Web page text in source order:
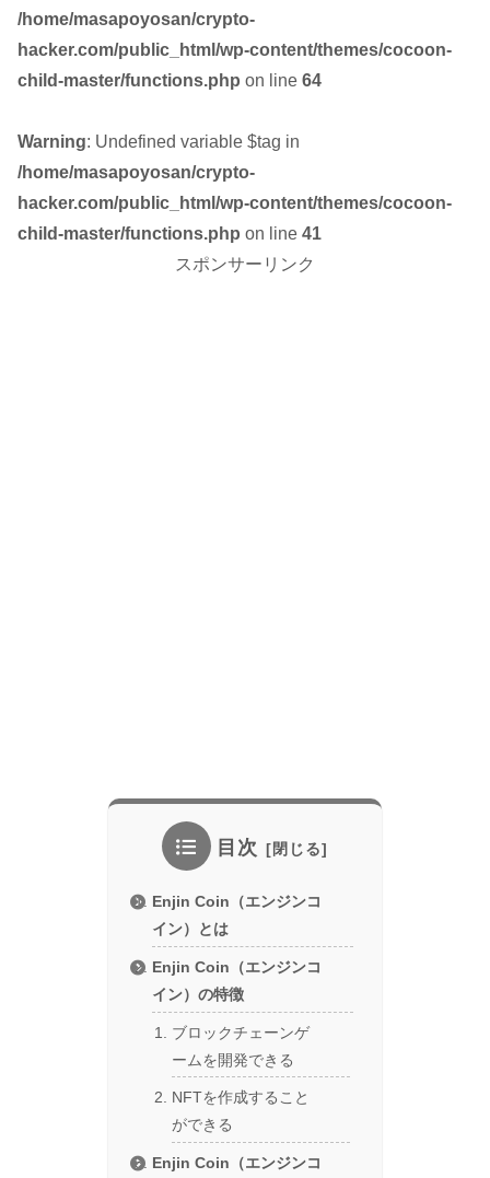
/home/masapoyosan/crypto-
hacker.com/public_html/wp-content/themes/cocoon-
child-master/functions.php on line 64
Warning: Undefined variable $tag in
/home/masapoyosan/crypto-
hacker.com/public_html/wp-content/themes/cocoon-
child-master/functions.php on line 41
スポンサーリンク
目次
Enjin Coin（エンジンコ
イン）とは
Enjin Coin（エンジンコ
イン）の特徴
ブロックチェーンゲ
ームを開発できる
NFTを作成すること
ができる
Enjin Coin（エンジンコ